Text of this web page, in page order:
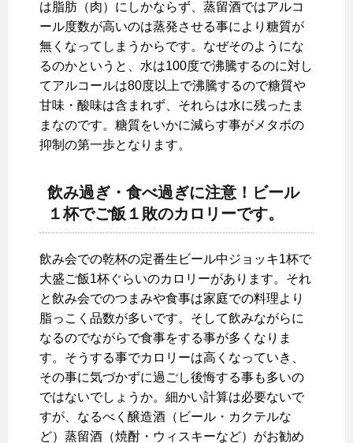
は脂肪（肉）にしかならず、蒸留酒ではアルコ
ール度数が高いのは蒸発させる事により糖質が
無くなってしまうからです。なぜそのようにな
るのかというと、水は100度で沸騰するのに対し
てアルコールは80度以上で沸騰するので糖質や
甘味・酸味は含まれず、それらは水に残ったま
まなのです。糖質をいかに減らす事がメタボの
抑制の第一歩となります。
飲み過ぎ・食べ過ぎに注意！ビール
１杯でご飯１敗のカロリーです。
飲み会での乾杯の定番生ビール中ジョッキ1杯で
大盛ご飯1杯ぐらいのカロリーがあります。それ
と飲み会でのつまみや食事は家庭での料理より
脂っこく品数が多いです。そして飲みながらに
なるのでながらで食事をする事が多くなりま
す。そうする事でカロリーは高くなっていき、
その事に気づかずに過ごし後悔する事も多いの
ではないでしょうか。細かい計算は必要ないで
すが、なるべく醸造酒（ビール・カクテルな
ど）蒸留酒（焼酎・ウィスキーなど）がお勧め